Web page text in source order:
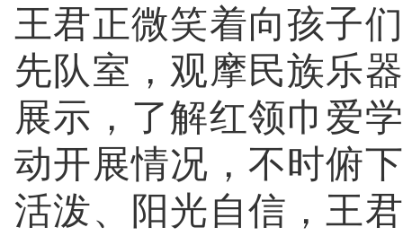
王君正微笑着向孩子
先队室，观摩民族乐
展示，了解红领巾爱
动开展情况，不时俯
活泼、阳光自信，王